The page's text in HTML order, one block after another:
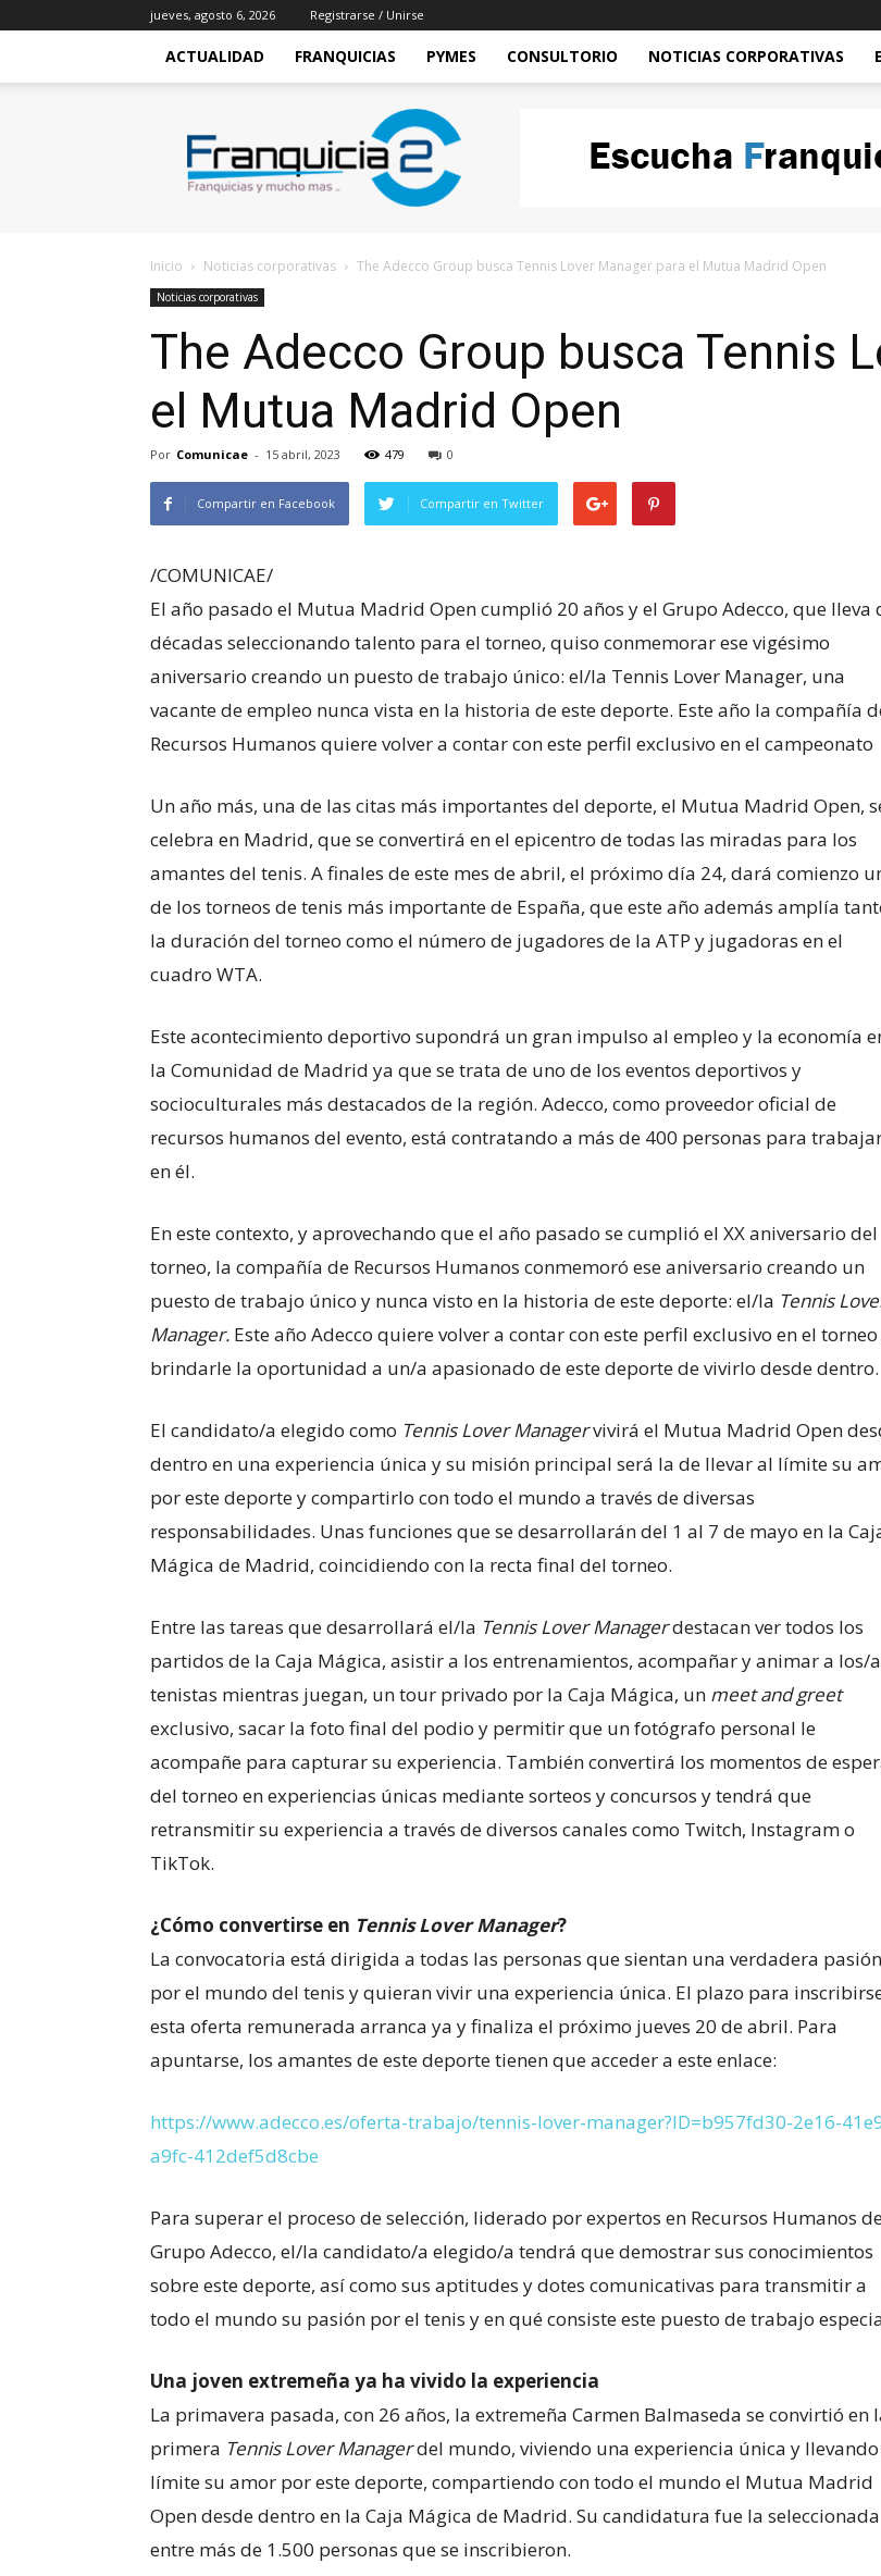
jueves, agosto 6, 2026 Registrarse / Unirse
ACTUALIDAD FRANQUICIAS PYMES CONSULTORIO NOTICIAS CORPORATIVAS
Inicio Noticias corporativas The Adecco Group busca Tennis Lover Manager para el Mutua Madrid Open
Noticias corporativas
The Adecco Group busca Tennis
el Mutua Madrid Open
Por Comunicae - 15 abril, 2023 479 0
Compartir en Facebook Compartir en Twitter
/COMUNICAE/
El año pasado el Mutua Madrid Open cumplió 20 años y el Grupo Adecco, que lleva
décadas seleccionando talento para el torneo, quiso conmemorar ese vigésimo
aniversario creando un puesto de trabajo único: el/la Tennis Lover Manager, una
vacante de empleo nunca vista en la historia de este deporte. Este año la compañía
Recursos Humanos quiere volver a contar con este perfil exclusivo en el campeonato
Un año más, una de las citas más importantes del deporte, el Mutua Madrid Open,
celebra en Madrid, que se convertirá en el epicentro de todas las miradas para los
amantes del tenis. A finales de este mes de abril, el próximo día 24, dará comienzo
de los torneos de tenis más importante de España, que este año además amplía
la duración del torneo como el número de jugadores de la ATP y jugadoras en el
cuadro WTA.
Este acontecimiento deportivo supondrá un gran impulso al empleo y la economía
la Comunidad de Madrid ya que se trata de uno de los eventos deportivos y
socioculturales más destacados de la región. Adecco, como proveedor oficial de
recursos humanos del evento, está contratando a más de 400 personas para
en él.
En este contexto, y aprovechando que el año pasado se cumplió el XX aniversario del
torneo, la compañía de Recursos Humanos conmemoró ese aniversario creando un
puesto de trabajo único y nunca visto en la historia de este deporte: el/la Tennis
Manager. Este año Adecco quiere volver a contar con este perfil exclusivo en el
brindarle la oportunidad a un/a apasionado de este deporte de vivirlo desde dentro.
El candidato/a elegido como Tennis Lover Managervivirá el Mutua Madrid Open
dentro en una experiencia única y su misión principal será la de llevar al límite su
por este deporte y compartirlo con todo el mundo a través de diversas
responsabilidades. Unas funciones que se desarrollarán del 1 al 7 de mayo en la
Mágica de Madrid, coincidiendo con la recta final del torneo.
Entre las tareas que desarrollará el/la Tennis Lover Managerdestacan ver todos los
partidos de la Caja Mágica, asistir a los entrenamientos, acompañar y animar a los/
tenistas mientras juegan, un tour privado por la Caja Mágica, un meet and greet
exclusivo, sacar la foto final del podio y permitir que un fotógrafo personal le
acompañe para capturar su experiencia. También convertirá los momentos de
del torneo en experiencias únicas mediante sorteos y concursos y tendrá que
retransmitir su experiencia a través de diversos canales como Twitch, Instagram o
TikTok.
¿Cómo convertirse en Tennis Lover Manager?
La convocatoria está dirigida a todas las personas que sientan una verdadera pasión
por el mundo del tenis y quieran vivir una experiencia única. El plazo para
esta oferta remunerada arranca ya y finaliza el próximo jueves 20 de abril. Para
apuntarse, los amantes de este deporte tienen que acceder a este enlace:
https://www.adecco.es/oferta-trabajo/tennis-lover-manager?ID=b957fd30-2e16-
a9fc-412def5d8cbe
Para superar el proceso de selección, liderado por expertos en Recursos Humanos
Grupo Adecco, el/la candidato/a elegido/a tendrá que demostrar sus conocimientos
sobre este deporte, así como sus aptitudes y dotes comunicativas para transmitir a
todo el mundo su pasión por el tenis y en qué consiste este puesto de trabajo
Una joven extremeña ya ha vivido la experiencia
La primavera pasada, con 26 años, la extremeña Carmen Balmaseda se convirtió en
primera Tennis Lover Managerdel mundo, viviendo una experiencia única y
límite su amor por este deporte, compartiendo con todo el mundo el Mutua Madrid
Open desde dentro en la Caja Mágica de Madrid. Su candidatura fue la seleccionada
entre más de 1.500 personas que se inscribieron.